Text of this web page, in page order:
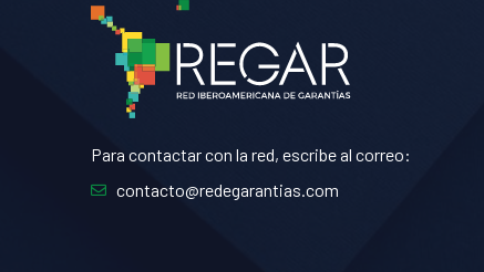
Para contactar con la red, escribe al correo:
contacto@redegarantias.com